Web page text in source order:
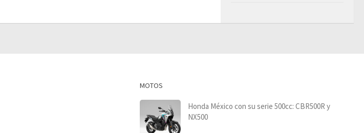
MOTOS
Honda México con su serie 500cc: CBR500R y
NX500